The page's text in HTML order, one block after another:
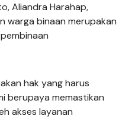
Aliandra Harahap,
warga binaan merupakan
hak yang harus
berupaya memastikan
akses layanan